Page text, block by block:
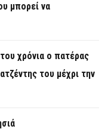
μπορεί να
χρόνια ο πατέρας
του μέχρι την